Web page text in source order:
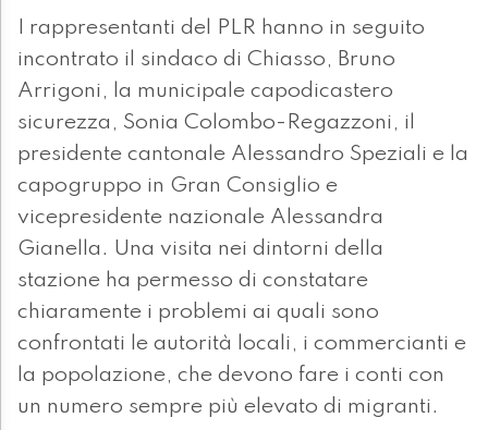
I rappresentanti del PLR hanno in seguito
incontrato il sindaco di Chiasso, Bruno
Arrigoni, la municipale capodicastero
sicurezza, Sonia Colombo-Regazzoni, il
presidente cantonale Alessandro Speziali e la
capogruppo in Gran Consiglio e
vicepresidente nazionale Alessandra
Gianella. Una visita nei dintorni della
stazione ha permesso di constatare
chiaramente i problemi ai quali sono
confrontati le autorità locali, i commercianti e
la popolazione, che devono fare i conti con
un numero sempre più elevato di migranti.